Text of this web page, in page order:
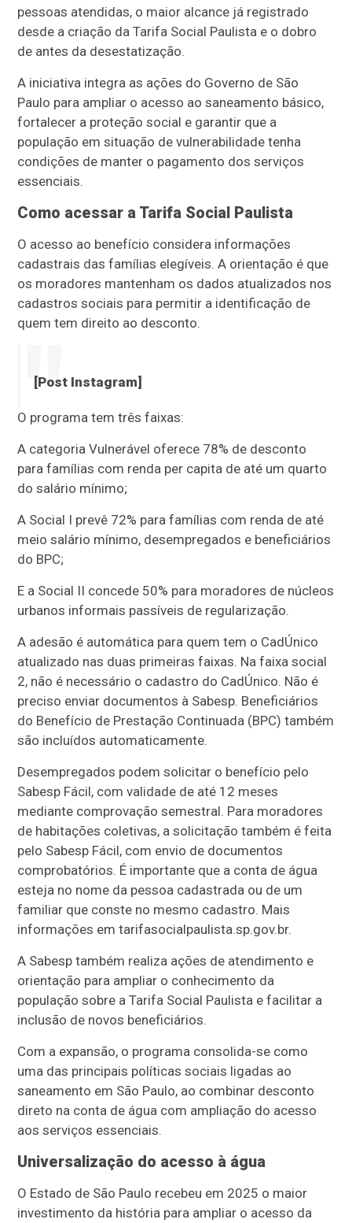
pessoas atendidas, o maior alcance já registrado
desde a criação da Tarifa Social Paulista e o dobro
de antes da desestatização.
A iniciativa integra as ações do Governo de São
Paulo para ampliar o acesso ao saneamento básico,
fortalecer a proteção social e garantir que a
população em situação de vulnerabilidade tenha
condições de manter o pagamento dos serviços
essenciais.
Como acessar a Tarifa Social Paulista
O acesso ao benefício considera informações
cadastrais das famílias elegíveis. A orientação é que
os moradores mantenham os dados atualizados nos
cadastros sociais para permitir a identificação de
quem tem direito ao desconto.
[Post Instagram]
O programa tem três faixas:
A categoria Vulnerável oferece 78% de desconto
para famílias com renda per capita de até um quarto
do salário mínimo;
A Social I prevê 72% para famílias com renda de até
meio salário mínimo, desempregados e beneficiários
do BPC;
E a Social II concede 50% para moradores de núcleos
urbanos informais passíveis de regularização.
A adesão é automática para quem tem o CadÚnico
atualizado nas duas primeiras faixas. Na faixa social
2, não é necessário o cadastro do CadÚnico. Não é
preciso enviar documentos à Sabesp. Beneficiários
do Benefício de Prestação Continuada (BPC) também
são incluídos automaticamente.
Desempregados podem solicitar o benefício pelo
Sabesp Fácil, com validade de até 12 meses
mediante comprovação semestral. Para moradores
de habitações coletivas, a solicitação também é feita
pelo Sabesp Fácil, com envio de documentos
comprobatórios. É importante que a conta de água
esteja no nome da pessoa cadastrada ou de um
familiar que conste no mesmo cadastro. Mais
informações em tarifasocialpaulista.sp.gov.br.
A Sabesp também realiza ações de atendimento e
orientação para ampliar o conhecimento da
população sobre a Tarifa Social Paulista e facilitar a
inclusão de novos beneficiários.
Com a expansão, o programa consolida-se como
uma das principais políticas sociais ligadas ao
saneamento em São Paulo, ao combinar desconto
direto na conta de água com ampliação do acesso
aos serviços essenciais.
Universalização do acesso à água
O Estado de São Paulo recebeu em 2025 o maior
investimento da história para ampliar o acesso da